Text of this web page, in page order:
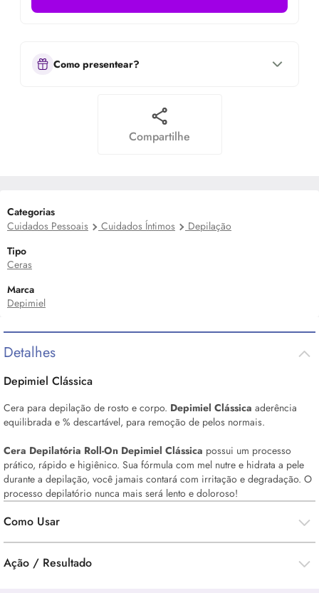
Como presentear?
Compartilhe
Categorias
Cuidados Pessoais
Cuidados Íntimos
Depilação
Tipo
Ceras
Marca
Depimiel
Detalhes
Depimiel Clássica
Cera para depilação de rosto e corpo. Depimiel Clássica aderência
equilibrada e % descartável, para remoção de pelos normais.
Cera Depilatória Roll-On Depimiel Clássica possui um processo
prático, rápido e higiênico. Sua fórmula com mel nutre e hidrata a pele
durante a depilação, você jamais contará com irritação e degradação. O
processo depilatório nunca mais será lento e doloroso!
Como Usar
Ação / Resultado